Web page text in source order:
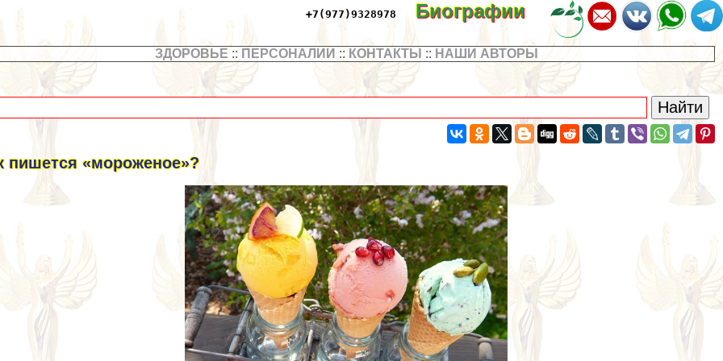
+7(977)9328978 Биографии
ЗДОРОВЬЕ :: ПЕРСОНАЛИИ :: КОНТАКТЫ :: НАШИ АВТОРЫ
пишется «мороженое»?